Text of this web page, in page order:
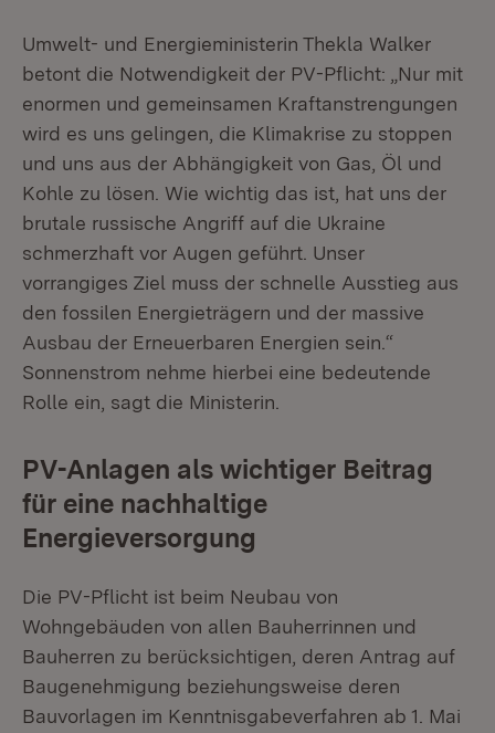
Umwelt- und Energieministerin Thekla Walker
betont die Notwendigkeit der PV-Pflicht: „Nur mit
enormen und gemeinsamen Kraftanstrengungen
wird es uns gelingen, die Klimakrise zu stoppen
und uns aus der Abhängigkeit von Gas, Öl und
Kohle zu lösen. Wie wichtig das ist, hat uns der
brutale russische Angriff auf die Ukraine
schmerzhaft vor Augen geführt. Unser
vorrangiges Ziel muss der schnelle Ausstieg aus
den fossilen Energieträgern und der massive
Ausbau der Erneuerbaren Energien sein.“
Sonnenstrom nehme hierbei eine bedeutende
Rolle ein, sagt die Ministerin.
PV-Anlagen als wichtiger Beitrag
für eine nachhaltige
Energieversorgung
Die PV-Pflicht ist beim Neubau von
Wohngebäuden von allen Bauherrinnen und
Bauherren zu berücksichtigen, deren Antrag auf
Baugenehmigung beziehungsweise deren
Bauvorlagen im Kenntnisgabeverfahren ab 1. Mai